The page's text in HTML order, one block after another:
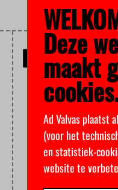
Deze
maakt
Ad Valvas plaatst
(voor het
en statistiek-
website te